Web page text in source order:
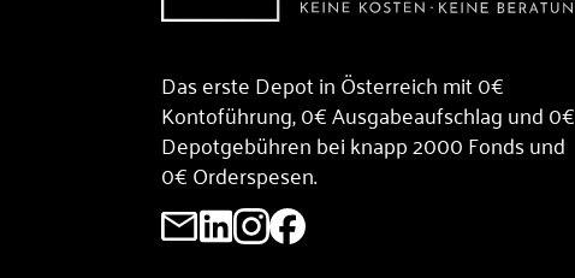
Das erste Depot in Österreich mit 0€
Kontoführung, 0€ Ausgabeaufschlag und 0€
Depotgebühren bei knapp 2000 Fonds und
0€ Orderspesen.